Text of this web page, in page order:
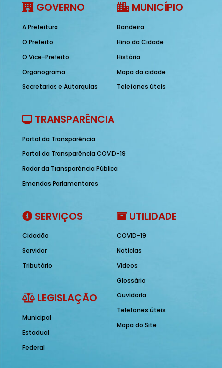
GOVERNO
A Prefeitura
O Prefeito
O Vice-Prefeito
Organograma
Secretarias e Autarquias
MUNICÍPIO
Bandeira
Hino da Cidade
História
Mapa da cidade
Telefones úteis
TRANSPARÊNCIA
Portal da Transparência
Portal da Transparência COVID-19
Radar da Transparência Pública
Emendas Parlamentares
SERVIÇOS
Cidadão
Servidor
Tributário
LEGISLAÇÃO
Municipal
Estadual
Federal
UTILIDADE
COVID-19
Notícias
Vídeos
Glossário
Ouvidoria
Telefones úteis
Mapa do Site